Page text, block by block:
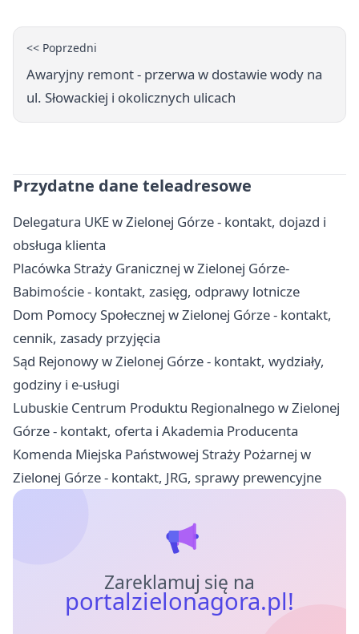
<< Poprzedni
Awaryjny remont - przerwa w dostawie wody na
ul. Słowackiej i okolicznych ulicach
Przydatne dane teleadresowe
Delegatura UKE w Zielonej Górze - kontakt, dojazd i
obsługa klienta
Placówka Straży Granicznej w Zielonej Górze-
Babimoście - kontakt, zasięg, odprawy lotnicze
Dom Pomocy Społecznej w Zielonej Górze - kontakt,
cennik, zasady przyjęcia
Sąd Rejonowy w Zielonej Górze - kontakt, wydziały,
godziny i e-usługi
Lubuskie Centrum Produktu Regionalnego w Zielonej
Górze - kontakt, oferta i Akademia Producenta
Komenda Miejska Państwowej Straży Pożarnej w
Zielonej Górze - kontakt, JRG, sprawy prewencyjne
Zareklamuj się na
portalzielonagora.pl!